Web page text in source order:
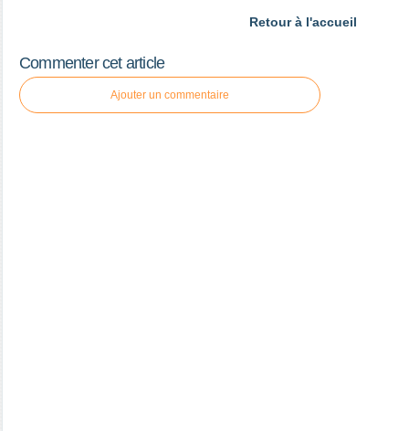
Retour à l'accueil
Commenter cet article
Ajouter un commentaire